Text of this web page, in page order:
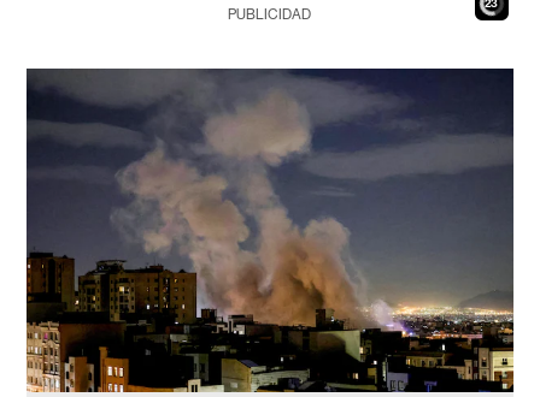
21
PUBLICIDAD